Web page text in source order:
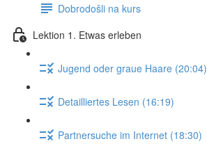
Dobrodošli na kurs
Lektion 1. Etwas erleben
Jugend oder graue Haare (20:04)
Detailliertes Lesen (16:19)
Partnersuche im Internet (18:30)